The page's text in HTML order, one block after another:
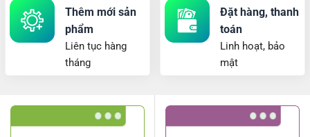
Thêm mới sản
phẩm
Liên tục hàng
tháng
Đặt hàng, thanh
toán
Linh hoạt, bảo
mật